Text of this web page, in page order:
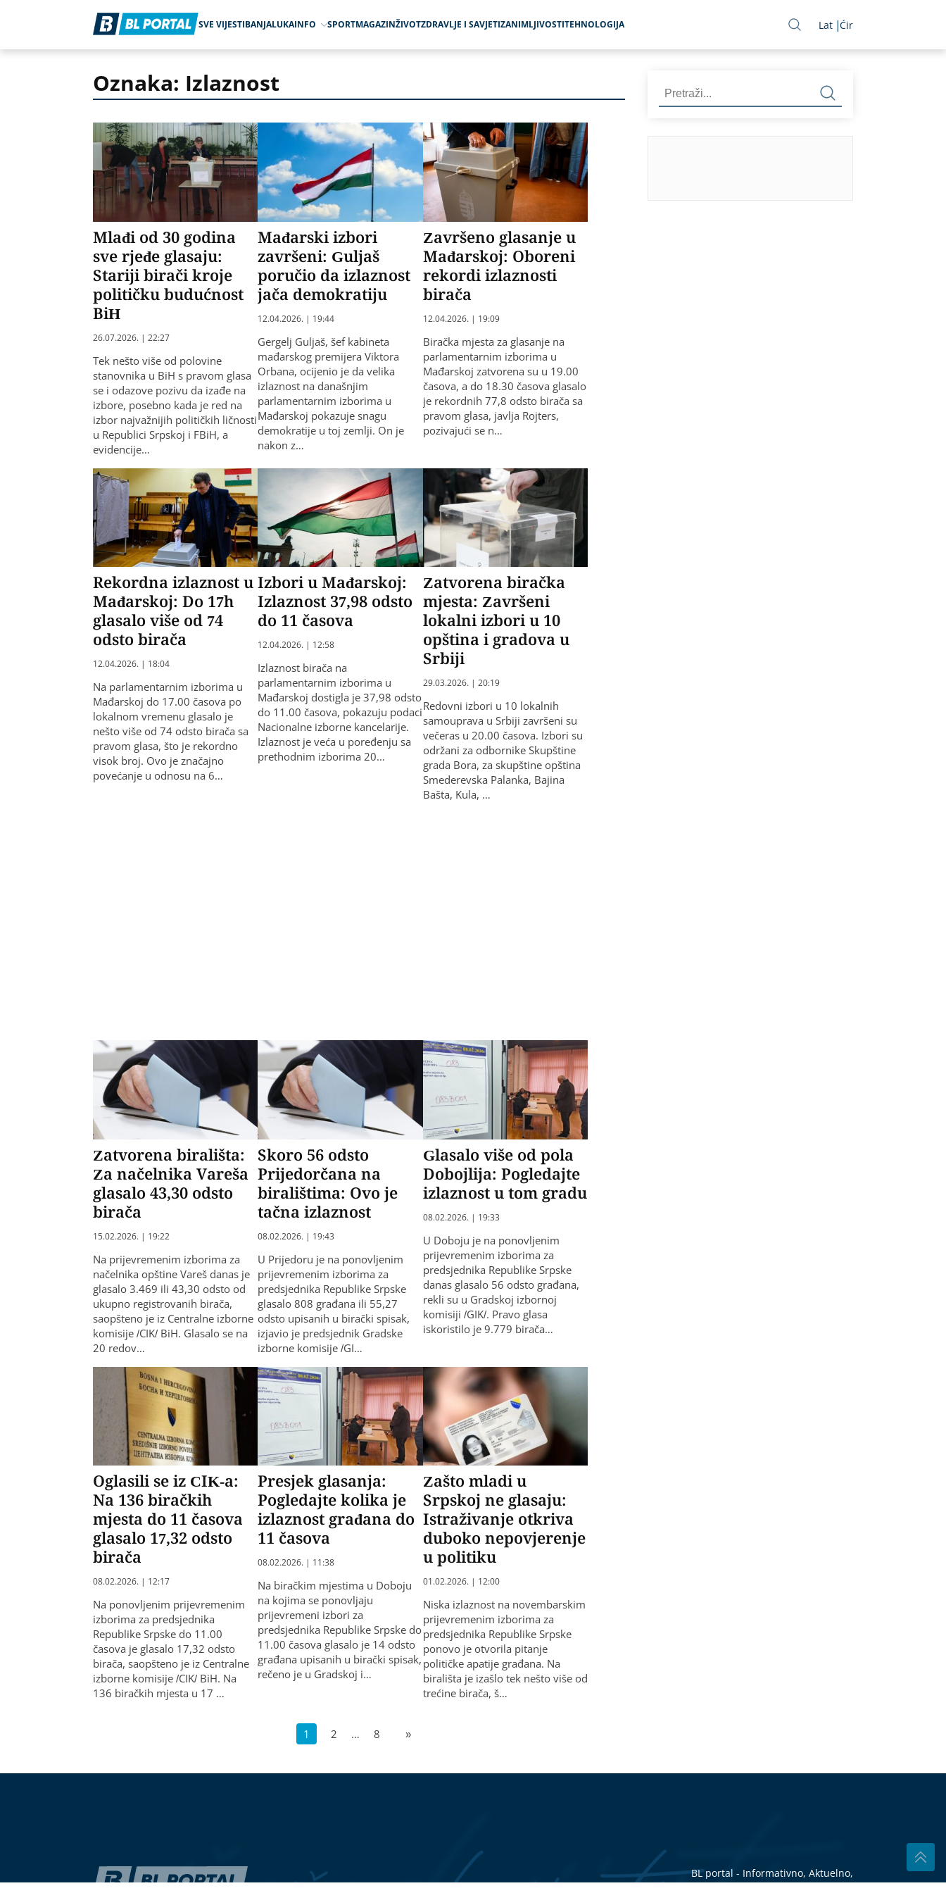
SVE VIJESTIBANJALUKAINFO SPORTMAGAZINŽIVOTZDRAVLJE I SAVJETIZANIMLJIVOSTITEHNOLOGIJA Lat Ćir
Oznaka: Izlaznost
Mlađi od 30 godina
sve rjeđe glasaju:
Stariji birači kroje
političku budućnost
BiH
26.07.2026. | 22:27
Tek nešto više od polovine
stanovnika u BiH s pravom glasa
se i odazove pozivu da izađe na
izbore, posebno kada je red na
izbor najvažnijih političkih ličnosti
u Republici Srpskoj i FBiH, a
evidencije…
Mađarski izbori
završeni: Guljaš
poručio da izlaznost
jača demokratiju
12.04.2026. | 19:44
Gergelj Guljaš, šef kabineta
mađarskog premijera Viktora
Orbana, ocijenio je da velika
izlaznost na današnjim
parlamentarnim izborima u
Mađarskoj pokazuje snagu
demokratije u toj zemlji. On je
nakon z…
Završeno glasanje u
Mađarskoj: Oboreni
rekordi izlaznosti
birača
12.04.2026. | 19:09
Biračka mjesta za glasanje na
parlamentarnim izborima u
Mađarskoj zatvorena su u 19.00
časova, a do 18.30 časova glasalo
je rekordnih 77,8 odsto birača sa
pravom glasa, javlja Rojters,
pozivajući se n…
Rekordna izlaznost u
Mađarskoj: Do 17h
glasalo više od 74
odsto birača
12.04.2026. | 18:04
Na parlamentarnim izborima u
Mađarskoj do 17.00 časova po
lokalnom vremenu glasalo je
nešto više od 74 odsto birača sa
pravom glasa, što je rekordno
visok broj. Ovo je značajno
povećanje u odnosu na 6…
Izbori u Mađarskoj:
Izlaznost 37,98 odsto
do 11 časova
12.04.2026. | 12:58
Izlaznost birača na
parlamentarnim izborima u
Mađarskoj dostigla je 37,98 odsto
do 11.00 časova, pokazuju podaci
Nacionalne izborne kancelarije.
Izlaznost je veća u poređenju sa
prethodnim izborima 20…
Zatvorena biračka
mjesta: Završeni
lokalni izbori u 10
opština i gradova u
Srbiji
29.03.2026. | 20:19
Redovni izbori u 10 lokalnih
samouprava u Srbiji završeni su
večeras u 20.00 časova. Izbori su
održani za odbornike Skupštine
grada Bora, za skupštine opština
Smederevska Palanka, Bajina
Bašta, Kula, …
Zatvorena birališta:
Za načelnika Vareša
glasalo 43,30 odsto
birača
15.02.2026. | 19:22
Na prijevremenim izborima za
načelnika opštine Vareš danas je
glasalo 3.469 ili 43,30 odsto od
ukupno registrovanih birača,
saopšteno je iz Centralne izborne
komisije /CIK/ BiH. Glasalo se na
20 redov…
Skoro 56 odsto
Prijedorčana na
biralištima: Ovo je
tačna izlaznost
08.02.2026. | 19:43
U Prijedoru je na ponovljenim
prijevremenim izborima za
predsjednika Republike Srpske
glasalo 808 građana ili 55,27
odsto upisanih u birački spisak,
izjavio je predsjednik Gradske
izborne komisije /GI…
Glasalo više od pola
Dobojlija: Pogledajte
izlaznost u tom gradu
08.02.2026. | 19:33
U Doboju je na ponovljenim
prijevremenim izborima za
predsjednika Republike Srpske
danas glasalo 56 odsto građana,
rekli su u Gradskoj izbornoj
komisiji /GIK/. Pravo glasa
iskoristilo je 9.779 birača…
Oglasili se iz CIK-a:
Na 136 biračkih
mjesta do 11 časova
glasalo 17,32 odsto
birača
08.02.2026. | 12:17
Na ponovljenim prijevremenim
izborima za predsjednika
Republike Srpske do 11.00
časova je glasalo 17,32 odsto
birača, saopšteno je iz Centralne
izborne komisije /CIK/ BiH. Na
136 biračkih mjesta u 17 …
Presjek glasanja:
Pogledajte kolika je
izlaznost građana do
11 časova
08.02.2026. | 11:38
Na biračkim mjestima u Doboju
na kojima se ponovljaju
prijevremeni izbori za
predsjednika Republike Srpske do
11.00 časova glasalo je 14 odsto
građana upisanih u birački spisak,
rečeno je u Gradskoj i…
Zašto mladi u
Srpskoj ne glasaju:
Istraživanje otkriva
duboko nepovjerenje
u politiku
01.02.2026. | 12:00
Niska izlaznost na novembarskim
prijevremenim izborima za
predsjednika Republike Srpske
ponovo je otvorila pitanje
političke apatije građana. Na
birališta je izašlo tek nešto više od
trećine birača, š…
1 2 … 8 »
BL portal - Informativno, Aktuelno,